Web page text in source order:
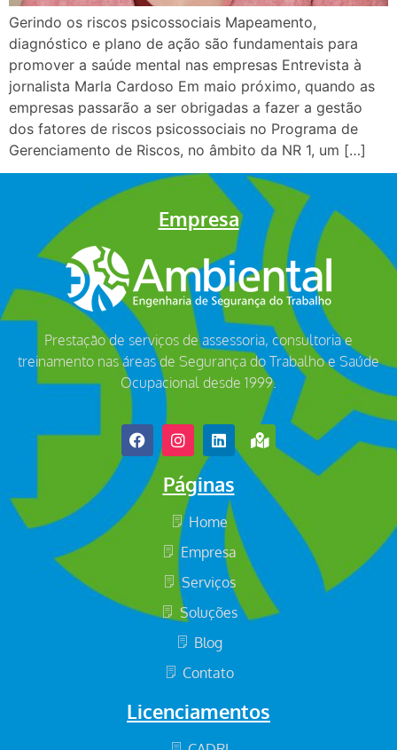
Gerindo os riscos psicossociais Mapeamento,
diagnóstico e plano de ação são fundamentais para
promover a saúde mental nas empresas Entrevista à
jornalista Marla Cardoso Em maio próximo, quando as
empresas passarão a ser obrigadas a fazer a gestão
dos fatores de riscos psicossociais no Programa de
Gerenciamento de Riscos, no âmbito da NR 1, um […]
Empresa
Prestação de serviços de assessoria, consultoria e
treinamento nas áreas de Segurança do Trabalho e Saúde
Ocupacional desde 1999.
Páginas
Home
Empresa
Serviços
Soluções
Blog
Contato
Licenciamentos